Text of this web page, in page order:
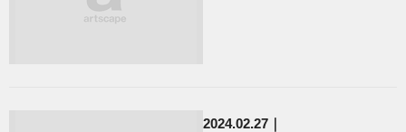
2024.02.27